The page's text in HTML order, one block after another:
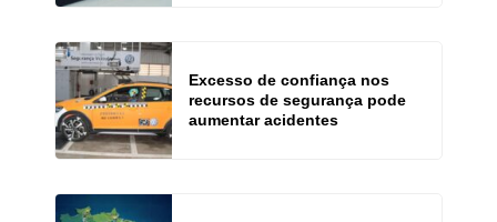
Excesso de confiança nos
recursos de segurança pode
aumentar acidentes